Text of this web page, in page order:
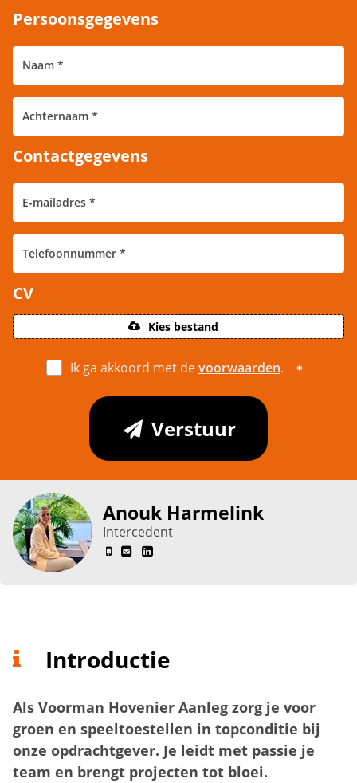
Anouk Harmelink
Intercedent
Persoonsgegevens
Contactgegevens
CV
Kies bestand
Ik ga akkoord met devoorwaarden.
Verstuur
Introductie
Als Voorman Hovenier Aanleg zorg je voor
groen en speeltoestellen in topconditie bij
onze opdrachtgever. Je leidt met passie je
team en brengt projecten tot bloei.